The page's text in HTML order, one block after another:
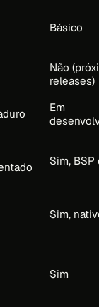
Básico
Não
releases)
Em
Sim,
Sim,
Sim